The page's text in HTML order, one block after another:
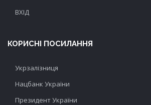
ВХІД
КОРИСНІ ПОСИЛАННЯ
Укрзалізниця
Нацбанк України
Президент України